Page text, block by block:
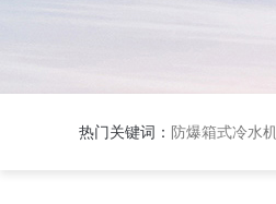
热门关键词： 防爆箱式冷水